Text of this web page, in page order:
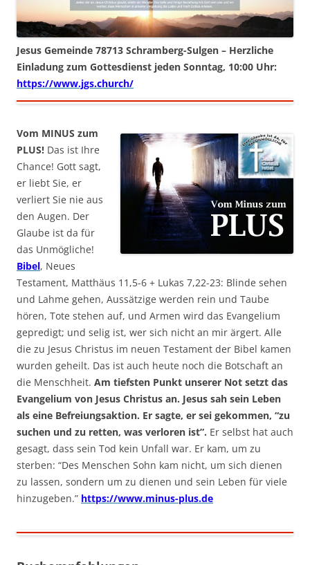
Jesus Gemeinde 78713 Schramberg-Sulgen – Herzliche
Einladung zum Gottesdienst jeden Sonntag, 10:00 Uhr:
https://www.jgs.church/
Vom MINUS zum
PLUS! Das ist Ihre
Chance! Gott sagt,
er liebt Sie, er
verliert Sie nie aus
den Augen. Der
Glaube ist da für
das Unmögliche!
Bibel, Neues
Testament, Matthäus 11,5-6 + Lukas 7,22-23: Blinde sehen
und Lahme gehen, Aussätzige werden rein und Taube
hören, Tote stehen auf, und Armen wird das Evangelium
gepredigt; und selig ist, wer sich nicht an mir ärgert. Alle
die zu Jesus Christus im neuen Testament der Bibel kamen
wurden geheilt. Das ist auch heute noch die Botschaft an
die Menschheit. Am tiefsten Punkt unserer Not setzt das
Evangelium von Jesus Christus an. Jesus sah sein Leben
als eine Befreiungsaktion. Er sagte, er sei gekommen, “zu
suchen und zu retten, was verloren ist”. Er selbst hat auch
gesagt, dass sein Tod kein Unfall war. Er kam, um zu
sterben: “Des Menschen Sohn kam nicht, um sich dienen
zu lassen, sondern um zu dienen und sein Leben für viele
hinzugeben.” https://www.minus-plus.de